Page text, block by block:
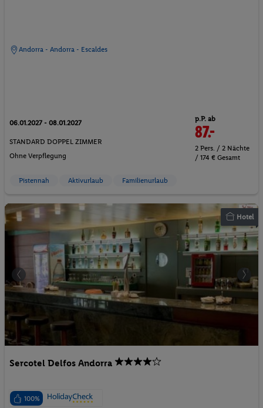
Andorra - Andorra - Escaldes
06.01.2027 - 08.01.2027
STANDARD DOPPEL ZIMMER
Ohne Verpflegung
p.P. ab
87.-
2 Pers. / 2 Nächte
/ 174 € Gesamt
Pistennah Aktivurlaub Familienurlaub
Hotel
Sercotel Delfos Andorra
100%